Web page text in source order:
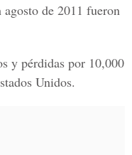
agosto de 2011 fueron
y pérdidas por 10,000
Unidos.